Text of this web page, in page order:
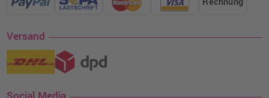
Versand